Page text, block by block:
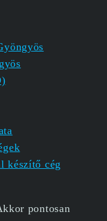
készítő cég
pontosan